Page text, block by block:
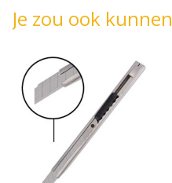
Je zou ook